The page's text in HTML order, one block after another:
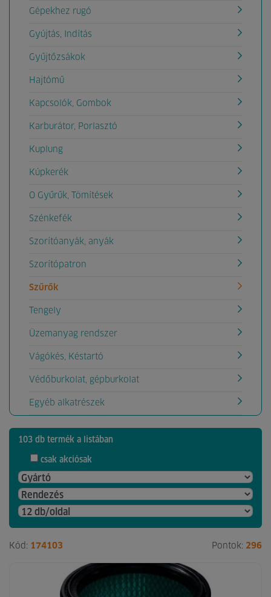
Gépekhez rugó
Gyújtás, Indítás
Gyűjtőzsákok
Hajtómű
Kapcsolók, Gombok
Karburátor, Porlasztó
Kuplung
Kúpkerék
O Gyűrűk, Tömítések
Szénkefék
Szorítóanyák, anyák
Szorítópatron
Szűrők
Tengely
Üzemanyag rendszer
Vágókés, Késtartó
Védőburkolat, gépburkolat
Egyéb alkatrészek
103 db termék a listában
csak akciósak
Kód: 174103 Pontok: 296